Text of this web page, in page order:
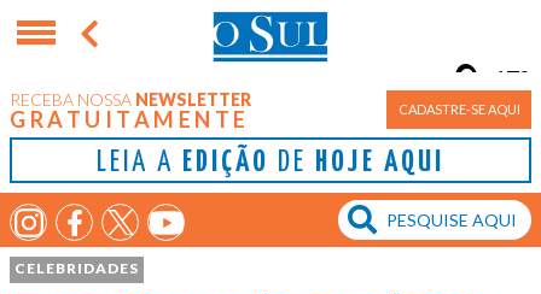
RECEBA NOSSA NEWSLETTER
GRATUITAMENTE CADASTRE-SE AQUI
LEIA A EDIÇÃO DE HOJE AQUI
Porto Alegre
17°
CELEBRIDADES